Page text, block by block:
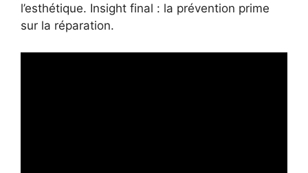
l’esthétique. Insight final : la prévention prime
sur la réparation.